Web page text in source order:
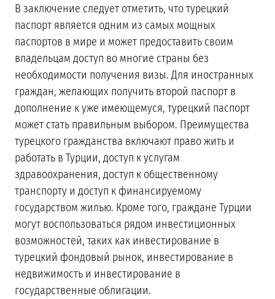
В заключение следует отметить, что турецкий
паспорт является одним из самых мощных
паспортов в мире и может предоставить своим
владельцам доступ во многие страны без
необходимости получения визы. Для иностранных
граждан, желающих получить второй паспорт в
дополнение к уже имеющемуся, турецкий паспорт
может стать правильным выбором. Преимущества
турецкого гражданства включают право жить и
работать в Турции, доступ к услугам
здравоохранения, доступ к общественному
транспорту и доступ к финансируемому
государством жилью. Кроме того, граждане Турции
могут воспользоваться рядом инвестиционных
возможностей, таких как инвестирование в
турецкий фондовый рынок, инвестирование в
недвижимость и инвестирование в
государственные облигации.